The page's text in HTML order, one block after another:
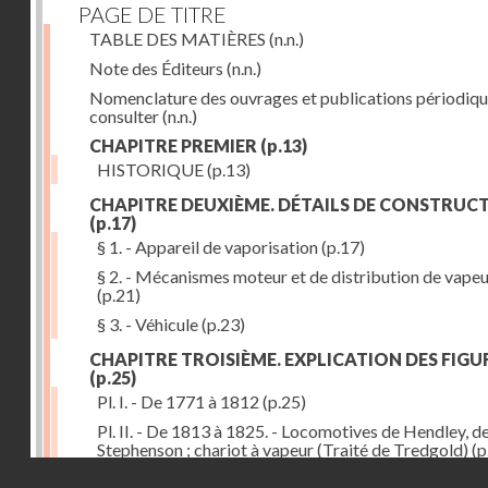
PAGE DE TITRE
TABLE DES MATIÈRES (n.n.)
Note des Éditeurs (n.n.)
Nomenclature des ouvrages et publications
consulter(n.n.)
CHAPITRE PREMIER (p.13)
HISTORIQUE(p.13)
CHAPITRE DEUXIÈME. DÉTAILS DE
(p.17)
§ 1. - Appareil de vaporisation(p.17)
§ 2. - Mécanismes moteur et de distribution de
(p.21)
§ 3. - Véhicule(p.23)
CHAPITRE TROISIÈME. EXPLICATION DES
(p.25)
Pl. I. - De 1771 à 1812 (p.25)
Pl. II. - De 1813 à 1825. - Locomotives de Hendley,
Stephenson ; chariot à vapeur (Traité de Tredgold)